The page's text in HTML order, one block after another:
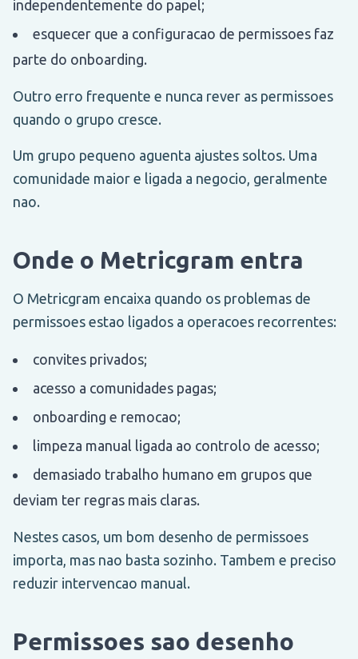
independentemente do papel;
esquecer que a configuracao de permissoes faz
parte do onboarding.
Outro erro frequente e nunca rever as permissoes
quando o grupo cresce.
Um grupo pequeno aguenta ajustes soltos. Uma
comunidade maior e ligada a negocio, geralmente
nao.
Onde o Metricgram entra
O Metricgram encaixa quando os problemas de
permissoes estao ligados a operacoes recorrentes:
convites privados;
acesso a comunidades pagas;
onboarding e remocao;
limpeza manual ligada ao controlo de acesso;
demasiado trabalho humano em grupos que
deviam ter regras mais claras.
Nestes casos, um bom desenho de permissoes
importa, mas nao basta sozinho. Tambem e preciso
reduzir intervencao manual.
Permissoes sao desenho